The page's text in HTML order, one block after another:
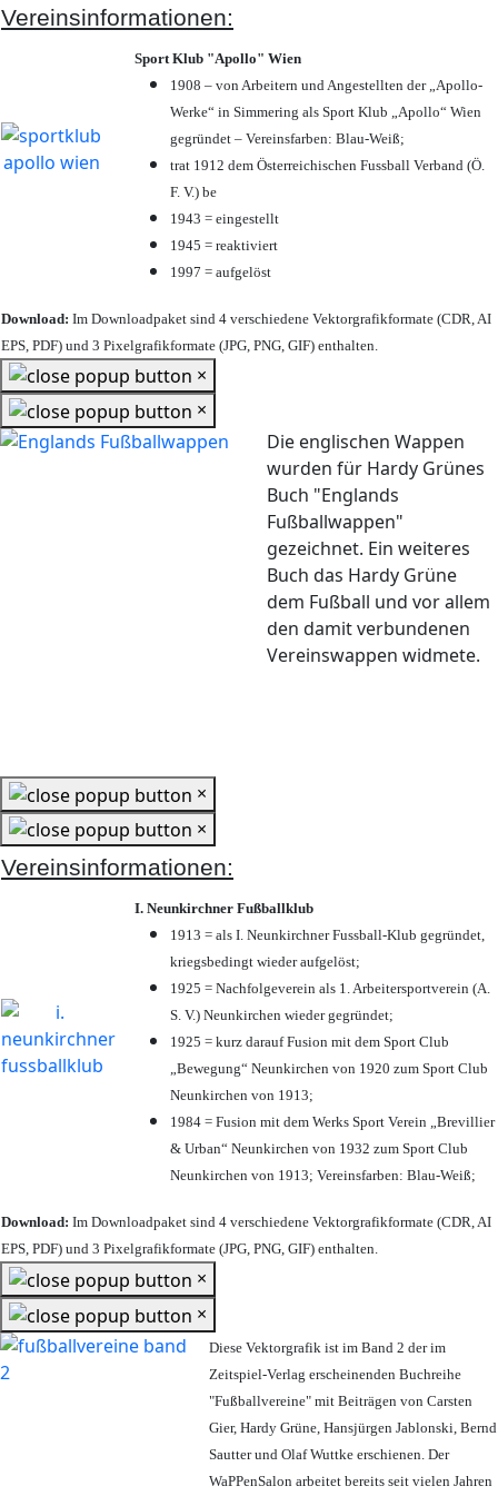
Vereinsinformationen:
Sport Klub "Apollo" Wien
1908 – von Arbeitern und Angestellten der „Apollo-
Werke“ in Simmering als Sport Klub „Apollo“ Wien
gegründet – Vereinsfarben: Blau-Weiß;
trat 1912 dem Österreichischen Fussball Verband (Ö.
F. V.) be
1943 = eingestellt
1945 = reaktiviert
1997 = aufgelöst
Download: Im Downloadpaket sind 4 verschiedene Vektorgrafikformate (CDR, AI
EPS, PDF) und 3 Pixelgrafikformate (JPG, PNG, GIF) enthalten.
×
×
Die englischen Wappen
wurden für Hardy Grünes
Buch "Englands
Fußballwappen"
gezeichnet. Ein weiteres
Buch das Hardy Grüne
dem Fußball und vor allem
den damit verbundenen
Vereinswappen widmete.
×
×
Vereinsinformationen:
I. Neunkirchner Fußballklub
1913 = als I. Neunkirchner Fussball-Klub gegründet,
kriegsbedingt wieder aufgelöst;
1925 = Nachfolgeverein als 1. Arbeitersportverein (A.
S. V.) Neunkirchen wieder gegründet;
1925 = kurz darauf Fusion mit dem Sport Club
„Bewegung“ Neunkirchen von 1920 zum Sport Club
Neunkirchen von 1913;
1984 = Fusion mit dem Werks Sport Verein „Brevillier
& Urban“ Neunkirchen von 1932 zum Sport Club
Neunkirchen von 1913; Vereinsfarben: Blau-Weiß;
Download: Im Downloadpaket sind 4 verschiedene Vektorgrafikformate (CDR, AI
EPS, PDF) und 3 Pixelgrafikformate (JPG, PNG, GIF) enthalten.
×
×
Diese Vektorgrafik ist im Band 2 der im
Zeitspiel-Verlag erscheinenden Buchreihe
"Fußballvereine" mit Beiträgen von Carsten
Gier, Hardy Grüne, Hansjürgen Jablonski, Bernd
Sautter und Olaf Wuttke erschienen. Der
WaPPenSalon arbeitet bereits seit vielen Jahren